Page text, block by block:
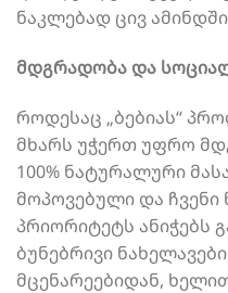
ნაკლებად ცივ
მდგრადობა და
როდესაც „ბებიას“
მხარს უჭერთ უფრო
100% ნატურალური
მოპოვებული და ჩვენი
პრიორიტეტს ანიჭებს
ბუნებრივი
მცენარეებიდან,